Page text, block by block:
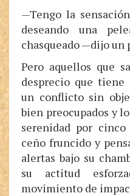
—Tengo la
deseando una
chasqueado —dijo un
Pero aquellos que
desprecio que
un conflicto sin
bien preocupados y
serenidad por
ceño fruncido y
alertas bajo su
su actitud
movimiento de